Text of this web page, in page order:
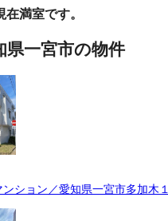
満室です。
県一宮市の物件
ション／愛知県一宮市多加木